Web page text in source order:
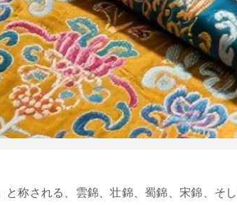
と称される、雲錦、壮錦、蜀錦、宋錦、そ